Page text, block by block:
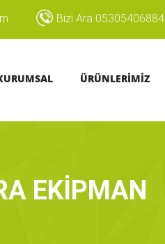
Bizi Ara 05305406884
ÜRÜNLERİMİZ
EKİPMAN